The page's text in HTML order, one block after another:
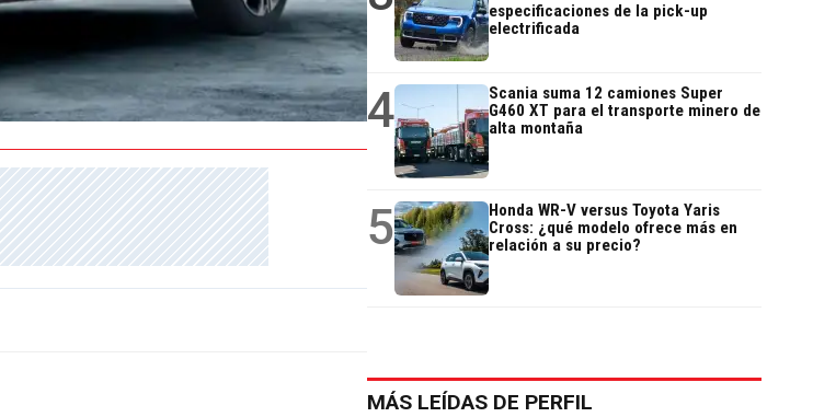
especificaciones de la pick-up
electrificada
4
Scania suma 12 camiones Super
G460 XT para el transporte minero de
alta montaña
5
Honda WR-V versus Toyota Yaris
Cross: ¿qué modelo ofrece más en
relación a su precio?
MÁS LEÍDAS DE PERFIL